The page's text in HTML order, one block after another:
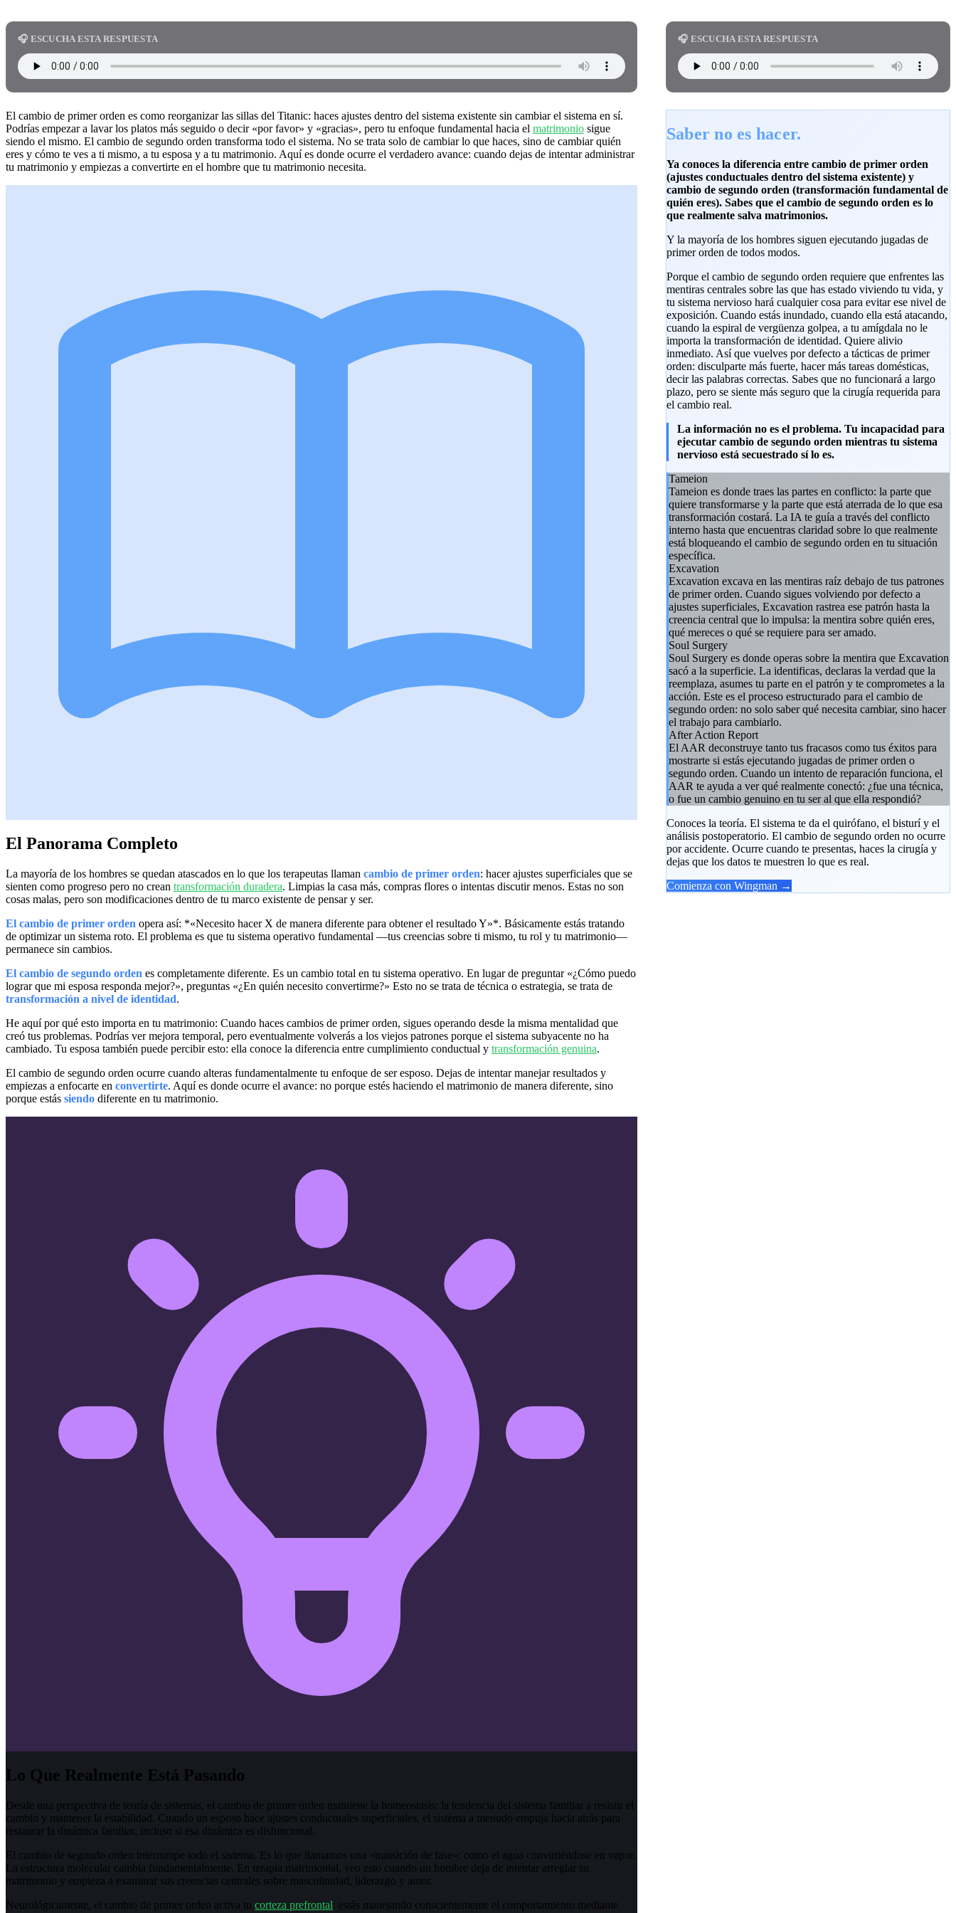
🎧 ESCUCHA ESTA RESPUESTA
El cambio de primer orden es como reorganizar las sillas del Titanic: haces ajustes dentro del sistema existente sin cambiar el sistema en sí.
Podrías empezar a lavar los platos más seguido o decir «por favor» y «gracias», pero tu enfoque fundamental hacia el matrimonio sigue
siendo el mismo. El cambio de segundo orden transforma todo el sistema. No se trata solo de cambiar lo que haces, sino de cambiar quién
eres y cómo te ves a ti mismo, a tu esposa y a tu matrimonio. Aquí es donde ocurre el verdadero avance: cuando dejas de intentar administrar
tu matrimonio y empiezas a convertirte en el hombre que tu matrimonio necesita.
El Panorama Completo
La mayoría de los hombres se quedan atascados en lo que los terapeutas llaman cambio de primer orden: hacer ajustes superficiales que se
sienten como progreso pero no crean transformación duradera. Limpias la casa más, compras flores o intentas discutir menos. Estas no son
cosas malas, pero son modificaciones dentro de tu marco existente de pensar y ser.
El cambio de primer orden opera así: *«Necesito hacer X de manera diferente para obtener el resultado Y»*. Básicamente estás tratando
de optimizar un sistema roto. El problema es que tu sistema operativo fundamental —tus creencias sobre ti mismo, tu rol y tu matrimonio—
permanece sin cambios.
El cambio de segundo orden es completamente diferente. Es un cambio total en tu sistema operativo. En lugar de preguntar «¿Cómo puedo
lograr que mi esposa responda mejor?», preguntas «¿En quién necesito convertirme?» Esto no se trata de técnica o estrategia, se trata de
transformación a nivel de identidad.
He aquí por qué esto importa en tu matrimonio: Cuando haces cambios de primer orden, sigues operando desde la misma mentalidad que
creó tus problemas. Podrías ver mejora temporal, pero eventualmente volverás a los viejos patrones porque el sistema subyacente no ha
cambiado. Tu esposa también puede percibir esto: ella conoce la diferencia entre cumplimiento conductual y transformación genuina.
El cambio de segundo orden ocurre cuando alteras fundamentalmente tu enfoque de ser esposo. Dejas de intentar manejar resultados y
empiezas a enfocarte en convertirte. Aquí es donde ocurre el avance: no porque estés haciendo el matrimonio de manera diferente, sino
porque estás siendo diferente en tu matrimonio.
Lo Que Realmente Está Pasando
Desde una perspectiva de teoría de sistemas, el cambio de primer orden mantiene la homeostasis: la tendencia del sistema familiar a resistir el
cambio y mantener la estabilidad. Cuando un esposo hace ajustes conductuales superficiales, el sistema a menudo empuja hacia atrás para
restaurar la dinámica familiar, incluso si esa dinámica es disfuncional.
El cambio de segundo orden interrumpe todo el sistema. Es lo que llamamos una «transición de fase»: como el agua convirtiéndose en vapor.
La estructura molecular cambia fundamentalmente. En terapia matrimonial, veo esto cuando un hombre deja de intentar arreglar su
matrimonio y empieza a examinar sus creencias centrales sobre masculinidad, liderazgo y amor.
Neurológicamente, el cambio de primer orden activa tu corteza prefrontal: estás manejando conscientemente el comportamiento mediante
🎧 ESCUCHA ESTA RESPUESTA
Saber no es hacer.
Ya conoces la diferencia entre cambio de primer orden
(ajustes conductuales dentro del sistema existente) y
cambio de segundo orden (transformación fundamental de
quién eres). Sabes que el cambio de segundo orden es lo
que realmente salva matrimonios.
Y la mayoría de los hombres siguen ejecutando jugadas de
primer orden de todos modos.
Porque el cambio de segundo orden requiere que enfrentes las
mentiras centrales sobre las que has estado viviendo tu vida, y
tu sistema nervioso hará cualquier cosa para evitar ese nivel de
exposición. Cuando estás inundado, cuando ella está atacando,
cuando la espiral de vergüenza golpea, a tu amígdala no le
importa la transformación de identidad. Quiere alivio
inmediato. Así que vuelves por defecto a tácticas de primer
orden: disculparte más fuerte, hacer más tareas domésticas,
decir las palabras correctas. Sabes que no funcionará a largo
plazo, pero se siente más seguro que la cirugía requerida para
el cambio real.
La información no es el problema. Tu incapacidad para
ejecutar cambio de segundo orden mientras tu sistema
nervioso está secuestrado sí lo es.
Tameion
Tameion es donde traes las partes en conflicto: la parte que
quiere transformarse y la parte que está aterrada de lo que esa
transformación costará. La IA te guía a través del conflicto
interno hasta que encuentras claridad sobre lo que realmente
está bloqueando el cambio de segundo orden en tu situación
específica.
Excavation
Excavation excava en las mentiras raíz debajo de tus patrones
de primer orden. Cuando sigues volviendo por defecto a
ajustes superficiales, Excavation rastrea ese patrón hasta la
creencia central que lo impulsa: la mentira sobre quién eres,
qué mereces o qué se requiere para ser amado.
Soul Surgery
Soul Surgery es donde operas sobre la mentira que Excavation
sacó a la superficie. La identificas, declaras la verdad que la
reemplaza, asumes tu parte en el patrón y te comprometes a la
acción. Este es el proceso estructurado para el cambio de
segundo orden: no solo saber qué necesita cambiar, sino hacer
el trabajo para cambiarlo.
After Action Report
El AAR deconstruye tanto tus fracasos como tus éxitos para
mostrarte si estás ejecutando jugadas de primer orden o
segundo orden. Cuando un intento de reparación funciona, el
AAR te ayuda a ver qué realmente conectó: ¿fue una técnica,
o fue un cambio genuino en tu ser al que ella respondió?
Conoces la teoría. El sistema te da el quirófano, el bisturí y el
análisis postoperatorio. El cambio de segundo orden no ocurre
por accidente. Ocurre cuando te presentas, haces la cirugía y
dejas que los datos te muestren lo que es real.
Comienza con Wingman →